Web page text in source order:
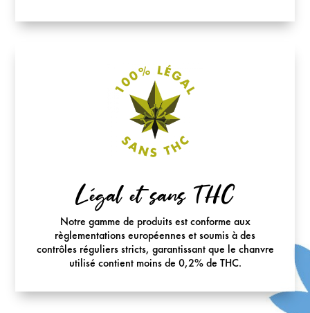
Légal et sans THC
Notre gamme de produits est conforme aux
règlementations européennes et soumis à des
contrôles réguliers stricts, garantissant que le chanvre
utilisé contient moins de 0,2% de THC.